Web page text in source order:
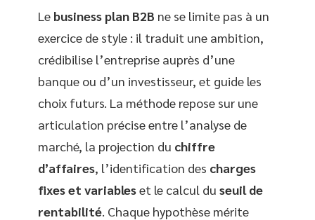
Le business plan B2B ne se limite pas à un
exercice de style : il traduit une ambition,
crédibilise l’entreprise auprès d’une
banque ou d’un investisseur, et guide les
choix futurs. La méthode repose sur une
articulation précise entre l’analyse de
marché, la projection du chiffre
d’affaires, l’identification des charges
fixes et variableset le calcul du seuil de
rentabilité. Chaque hypothèse mérite